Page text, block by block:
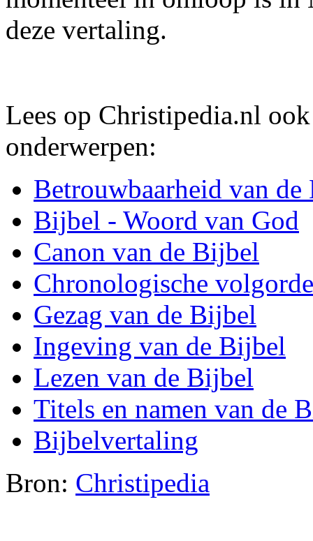
deze vertaling.
Lees op Christipedia.nl
onderwerpen:
Betrouwbaarheid van
Bijbel - Woord van God
Canon van de Bijbel
Chronologische
Gezag van de Bijbel
Ingeving van de Bijbel
Lezen van de Bijbel
Titels en namen van de
Bijbelvertaling
Bron: Christipedia